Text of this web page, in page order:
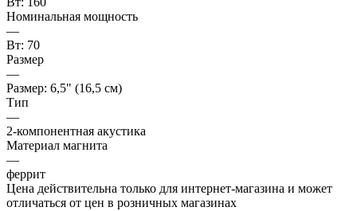
Номинальная мощность
—
Вт: 70
Размер
—
Размер: 6,5" (16,5 см)
Тип
—
2-компонентная акустика
Материал магнита
—
феррит
Цена действительна только для интернет-магазина и может
отличаться от цен в розничных магазинах